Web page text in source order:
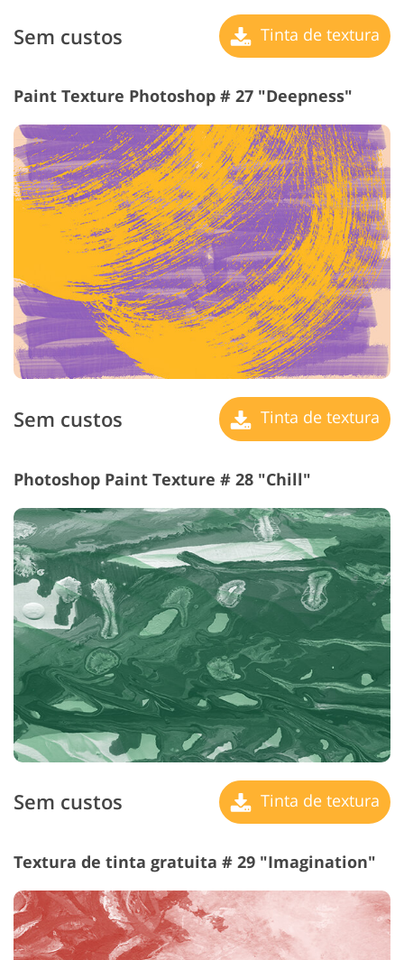
Sem custos Tinta de textura
Paint Texture Photoshop # 27 "Deepness"
Sem custos Tinta de textura
Photoshop Paint Texture # 28 "Chill"
Sem custos Tinta de textura
Textura de tinta gratuita # 29 "Imagination"